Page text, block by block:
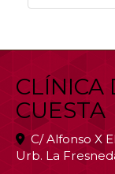
CLÍNICA
CUESTA
C/ Alfonso X
Urb. La